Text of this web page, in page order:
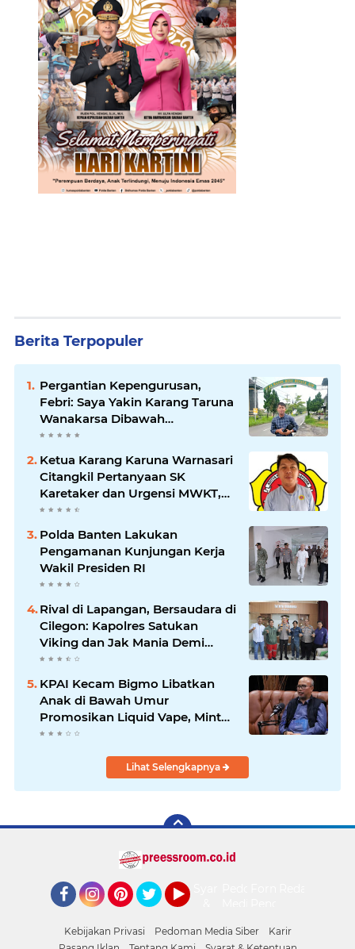
Berita Terpopuler
Pergantian Kepengurusan,
Febri: Saya Yakin Karang Taruna
Wanakarsa Dibawah
Kepemimpinan Bung Entus
Ketua Karang Karuna Warnasari
Citangkil Pertanyaan SK
Karetaker dan Urgensi MWKT,
Saat Suasana Berduka
Polda Banten Lakukan
Pengamanan Kunjungan Kerja
Wakil Presiden RI
Rival di Lapangan, Bersaudara di
Cilegon: Kapolres Satukan
Viking dan Jak Mania Demi
Nobar Damai Piala Presiden
KPAI Kecam Bigmo Libatkan
Anak di Bawah Umur
Promosikan Liquid Vape, Minta
Aparat Bertindak Tegas
Lihat Selengkapnya
Kebijakan Privasi Pedoman Media Siber
Karir